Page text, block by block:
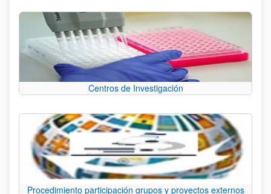
Centros de Investigación
Procedimiento participación grupos y proyectos externos